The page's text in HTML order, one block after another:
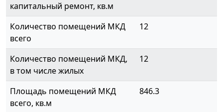
капитальный ремонт, кв.м
Количество помещений МКД
всего
12
Количество помещений МКД,
в том числе жилых
12
Площадь помещений МКД
всего, кв.м
846.3